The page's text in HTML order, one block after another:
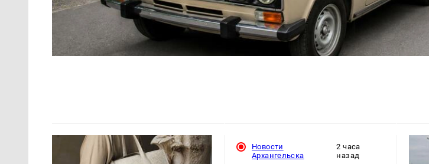
Новости
Архангельска
2 часа
назад